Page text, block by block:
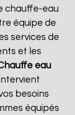
chauffe-eau
équipe de
services de
et les
eau
besoins
équipés